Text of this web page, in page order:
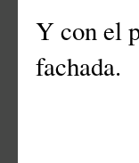
Y con el
fachada.